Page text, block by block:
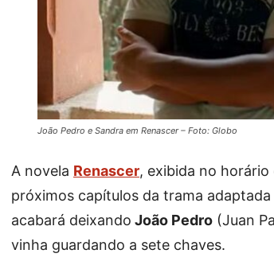
João Pedro e Sandra em Renascer – Foto: Globo
A novela Renascer, exibida no
próximos capítulos da trama
acabará deixando João Pedro (Juan
vinha guardando a sete chaves.